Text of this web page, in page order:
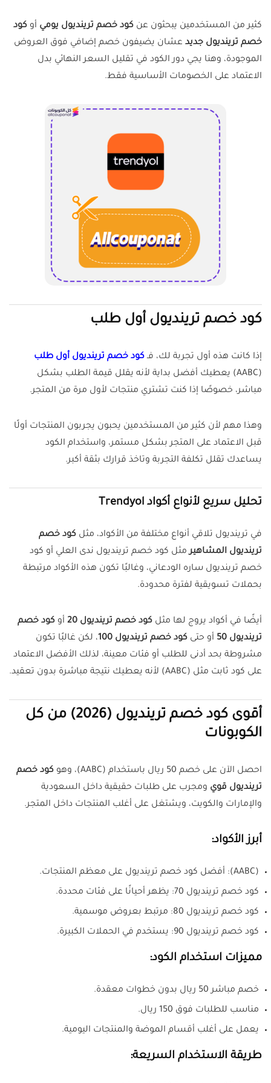
كثير من المستخدمين يبحثون عن كود خصم ترينديول يومي أو كود
خصم ترينديول جديد عشان يضيفون خصم إضافي فوق العروض
الموجودة، وهنا يجي دور الكود في تقليل السعر النهائي بدل
الاعتماد على الخصومات الأساسية فقط.
كود خصم ترينديول أول طلب
إذا كانت هذه أول تجربة لك، فـكود خصم ترينديول أول طلب
(AABC) يعطيك أفضل بداية لأنه يقلل قيمة الطلب بشكل
مباشر، خصوصًا إذا كنت تشتري منتجات لأول مرة من المتجر.
وهذا مهم لأن كثير من المستخدمين يحبون يجربون المنتجات أولًا
قبل الاعتماد على المتجر بشكل مستمر، واستخدام الكود
يساعدك تقلل تكلفة التجربة وتاخذ قرارك بثقة أكبر.
تحليل سريع لأنواع أكواد Trendyol
في ترينديول تلاقي أنواع مختلفة من الأكواد، مثل كود خصم
ترينديول المشاهيرمثل كود خصم ترينديول ندى العلي أو كود
خصم ترينديول ساره الودعاني، وغالبًا تكون هذه الأكواد مرتبطة
بحملات تسويقية لفترة محدودة.
أيضًا في أكواد يروج لها مثل كود خصم ترينديول 20 أو كود خصم
ترينديول 50
أو حتى كود خصم ترينديول 100
، لكن غالبًا تكون
مشروطة بحد أدنى للطلب أو فئات معينة، لذلك الأفضل الاعتماد
على كود ثابت مثل (AABC) لأنه يعطيك نتيجة مباشرة بدون تعقيد.
أقوى كود خصم ترينديول (2026) من كل
الكوبونات
احصل الآن على خصم 50 ريال باستخدام (AABC)، وهو
كود خصم
ترينديول قوي ومجرب على طلبات حقيقية داخل السعودية
والإمارات والكويت، ويشتغل على أغلب المنتجات داخل المتجر.
أبرز الأكواد:
(AABC): أفضل كود خصم ترينديول على معظم المنتجات.
كود خصم ترينديول 70: يظهر أحيانًا على فئات محددة.
كود خصم ترينديول 80: مرتبط بعروض موسمية.
كود خصم ترينديول 90: يستخدم في الحملات الكبيرة.
مميزات استخدام الكود:
خصم مباشر 50 ريال بدون خطوات معقدة.
مناسب للطلبات فوق 150 ريال.
يعمل على أغلب أقسام الموضة والمنتجات اليومية.
طريقة الاستخدام السريعة: